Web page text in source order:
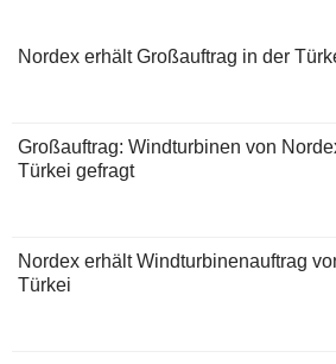
Nordex erhält Großauftrag in der
Großauftrag: Windturbinen von
Türkei gefragt
Nordex erhält Windturbinenauftrag
Türkei